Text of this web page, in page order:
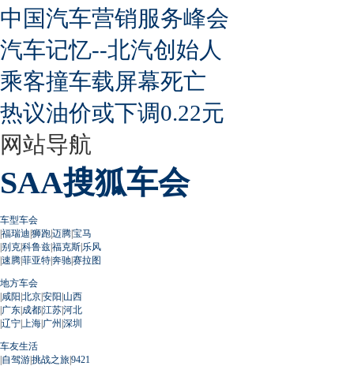
中国汽车营销服务峰会
汽车记忆--北汽创始人
乘客撞车载屏幕死亡
热议油价或下调0.22元
网站导航
SAA搜狐车会
车型车会
|福瑞迪|狮跑|迈腾|宝马
|别克|科鲁兹|福克斯|乐风
|速腾|菲亚特|奔驰|赛拉图
地方车会
|咸阳|北京|安阳|山西
|广东|成都|江苏|河北
|辽宁| 上海|广州 |深圳
车友生活
|自驾游|挑战之旅|9421